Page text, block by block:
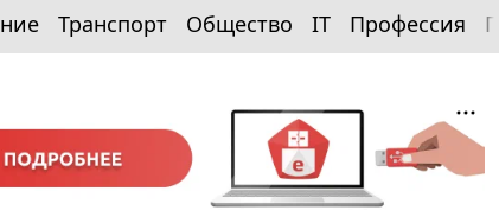
Транспорт Общество IT Профессия